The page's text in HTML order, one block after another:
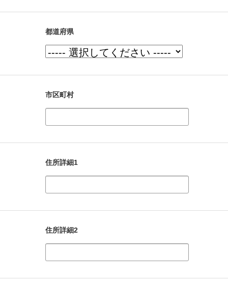
都道府県
市区町村
住所詳細1
住所詳細2